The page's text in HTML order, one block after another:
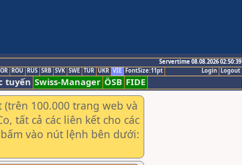
Servertime 08.08.2026 02:50:39
Logout
Login
ROU RUS SRB SVK SWE TUR UKR VIE FontSize:11pt
tuyến Swiss-Manager ÖSB FIDE
100.000 trang web và
tất cả các liên kết cho các
vào nút lệnh bên dưới: